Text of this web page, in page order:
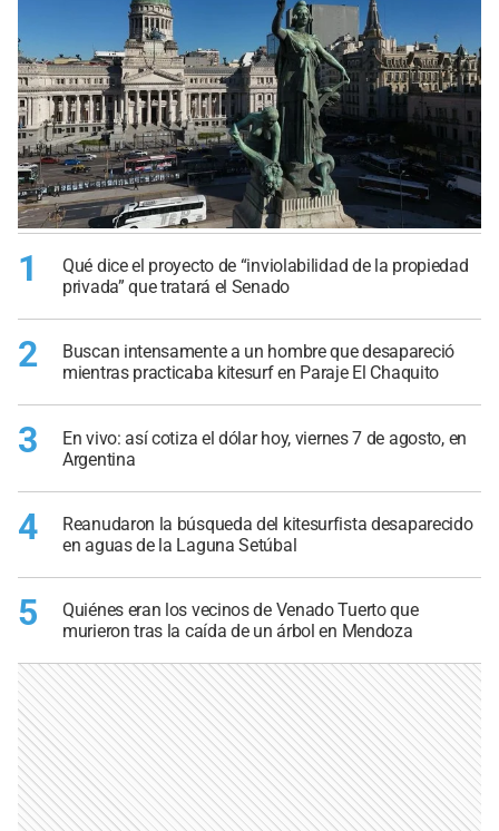
1
Qué dice el proyecto de “inviolabilidad de la propiedad
privada” que tratará el Senado
2
Buscan intensamente a un hombre que desapareció
mientras practicaba kitesurf en Paraje El Chaquito
3
En vivo: así cotiza el dólar hoy, viernes 7 de agosto, en
Argentina
4
Reanudaron la búsqueda del kitesurfista desaparecido
en aguas de la Laguna Setúbal
5
Quiénes eran los vecinos de Venado Tuerto que
murieron tras la caída de un árbol en Mendoza